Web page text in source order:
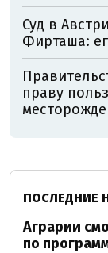
Суд в
Фирташа:
праву
ПОСЛЕДНИЕ
Аграрии
по